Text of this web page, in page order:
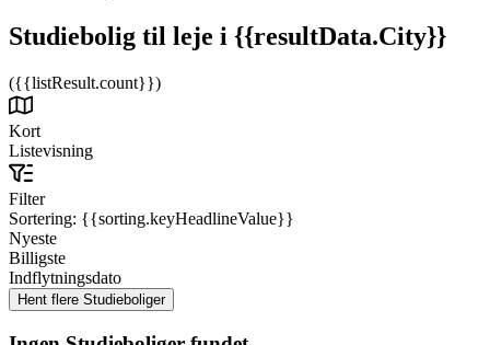
Studiebolig til leje i {{resultData.City}}
({{listResult.count}})
Kort
Listevisning
Filter
Sortering: {{sorting.keyHeadlineValue}}
Nyeste
Billigste
Indflytningsdato